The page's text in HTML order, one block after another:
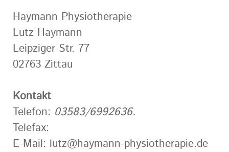
Haymann Physiotherapie
Lutz Haymann
Leipziger Str. 77
02763 Zittau
Kontakt
Telefon: 03583/6992636.
Telefax:
E-Mail: lutz@haymann-physiotherapie.de